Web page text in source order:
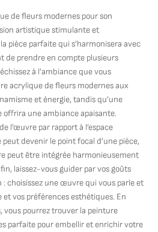
de fleurs modernes pour son
artistique stimulante et
pièce parfaite qui s’harmonisera avec
de prendre en compte plusieurs
à l’ambiance que vous
acrylique de fleurs modernes aux
et énergie, tandis qu’une
offrira une ambiance apaisante.
l’œuvre par rapport à l’espace
devenir le point focal d’une pièce,
peut être intégrée harmonieusement
laissez-vous guider par vos goûts
choisissez une œuvre qui vous parle et
vos préférences esthétiques. En
vous pourrez trouver la peinture
parfaite pour embellir et enrichir votre